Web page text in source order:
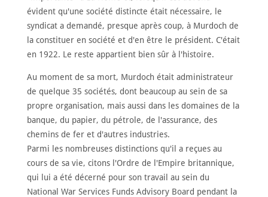
évident qu'une société distincte était nécessaire, le
syndicat a demandé, presque après coup, à Murdoch de
la constituer en société et d'en être le président. C'était
en 1922. Le reste appartient bien sûr à l'histoire.
Au moment de sa mort, Murdoch était administrateur
de quelque 35 sociétés, dont beaucoup au sein de sa
propre organisation, mais aussi dans les domaines de la
banque, du papier, du pétrole, de l'assurance, des
chemins de fer et d'autres industries.
Parmi les nombreuses distinctions qu'il a reçues au
cours de sa vie, citons l'Ordre de l'Empire britannique,
qui lui a été décerné pour son travail au sein du
National War Services Funds Advisory Board pendant la